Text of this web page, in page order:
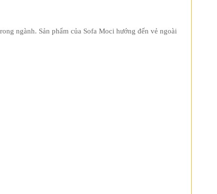
ngành. Sản phẩm của Sofa Moci hướng đến vẻ ngoài